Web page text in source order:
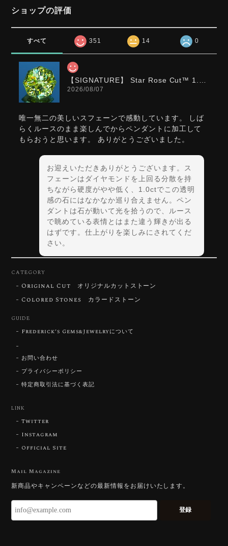
ショップの評価
すべて 351 14 0
2026/08/07
唯一無二の美しいスフェーンで感動しています。 しば
らくルースのまま楽しんでからペンダントに加工して
もらおうと思います。 ありがとうございました。
お迎えいただきありがとうございます。ス
フェーンはダイヤモンドを上回る分散を持
ちながら硬度がやや低く、1.0ctでこの透明
感の石にはなかなか巡り合えません。ペン
ダントは石が動いて光を拾うので、ルース
で眺めている表情とはまた違う輝きが出る
はずです。仕上がりを楽しみにされてくだ
さい。
2026/07/30
いです。 ウルウルとギラギラを一度に見ることができ
る不思議なカットだと感じました。強い煌めきだけで
CATEGORY
Original Cut オリジナルカットストーン
Colored Stones カラードストーン
GUIDE
Frederick’s Gems&Jewelryについて
お問い合わせ
プライバシーポリシー
特定商取引法に基づく表記
LINK
Twitter
Instagram
Official Site
Mail Magazine
新商品やキャンペーンなどの最新情報をお届けいたします。
登録